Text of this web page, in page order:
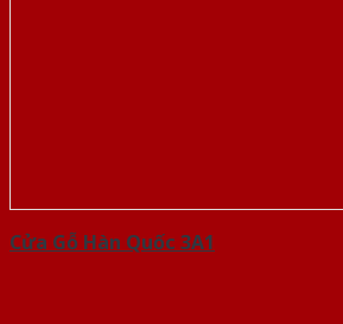
Cửa Gỗ Hàn Quốc 3A1